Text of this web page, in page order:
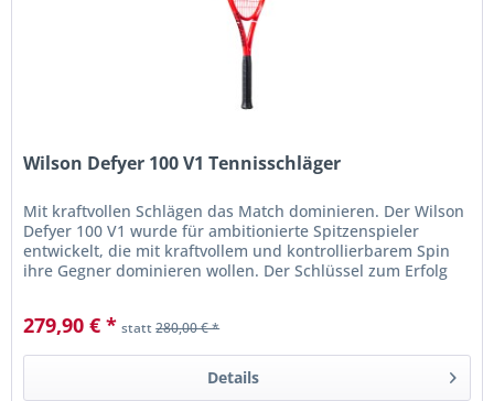
Wilson Defyer 100 V1 Tennisschläger
Mit kraftvollen Schlägen das Match dominieren. Der Wilson
Defyer 100 V1 wurde für ambitionierte Spitzenspieler
entwickelt, die mit kraftvollem und kontrollierbarem Spin
ihre Gegner dominieren wollen. Der Schlüssel zum Erfolg
279,90 € * statt280,00 € *
Details